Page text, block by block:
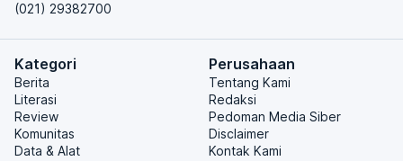
(021) 29382700
Kategori
Berita
Literasi
Review
Komunitas
Data & Alat
Perusahaan
Tentang Kami
Redaksi
Pedoman Media Siber
Disclaimer
Kontak Kami